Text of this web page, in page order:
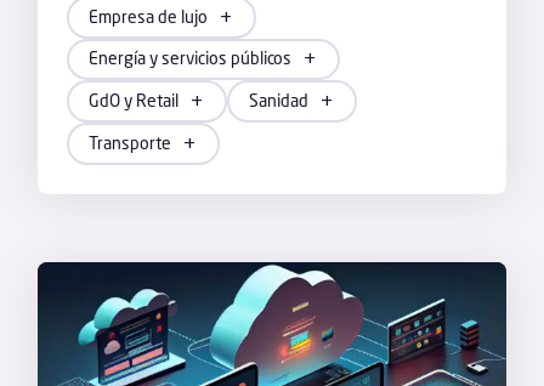
Empresa de lujo
Energía y servicios públicos
GdO y Retail Sanidad
Transporte